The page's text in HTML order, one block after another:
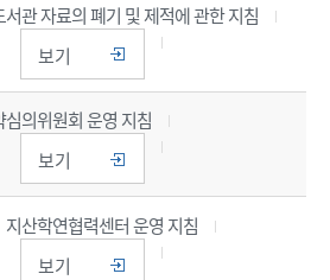
서관 자료의 폐기 및 제적에 관한 지침
보기
심의위원회 운영 지침
보기
지산학연협력센터 운영 지침
보기